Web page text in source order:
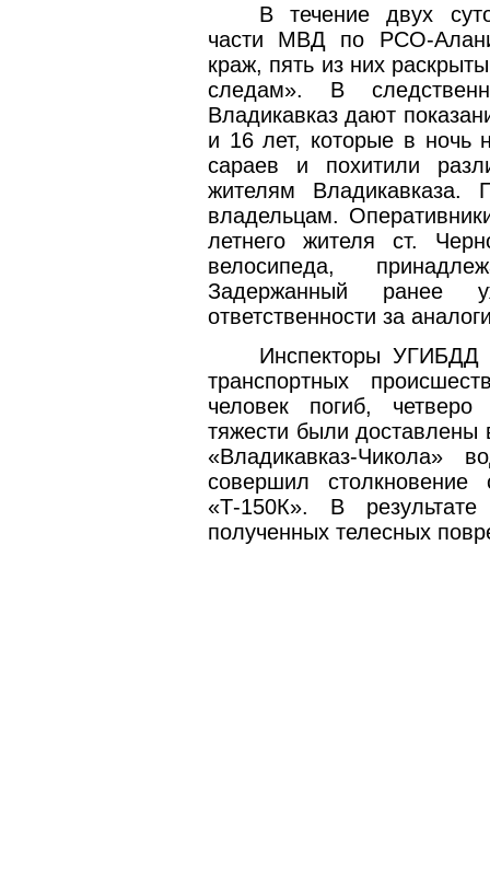
В течение двух
части МВД по РСО-
краж, пять из них
следам». В
Владикавказ дают
и 16 лет, которые в ночь
сараев и похитили
жителям Владикавказа.
владельцам.
летнего жителя ст.
велосипеда,
Задержанный ранее
ответственности за
Инспекторы УГИБДД
транспортных
человек погиб,
тяжести были доставлены
«Владикавказ-Чикола»
совершил столкновение
«Т-150К». В
полученных телесных